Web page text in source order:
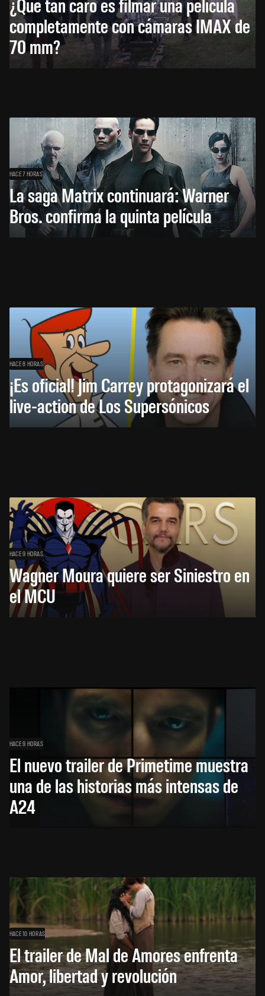
completamente con cámaras IMAX de
70 mm?
HACE 7 HORAS
La saga Matrix continuará: Warner
Bros. confirma la quinta película
HACE 8 HORAS
¡Es oficial! Jim Carrey protagonizará el
live-action de Los Supersónicos
HACE 9 HORAS
Wagner Moura quiere ser Siniestro en
el MCU
HACE 9 HORAS
El nuevo trailer de Primetime muestra
una de las historias más intensas de
A24
HACE 10 HORAS
El trailer de Mal de Amores enfrenta
Amor, libertad y revolución